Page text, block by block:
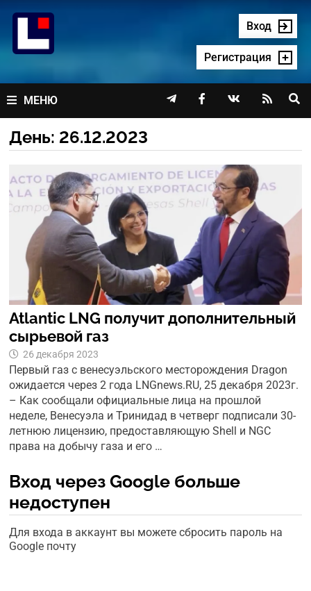
содержимому
Вход
Регистрация
МЕНЮ    
День: 26.12.2023
Atlantic LNG получит дополнительный
сырьевой газ
26 декабря 2023
Первый газ с венесуэльского месторождения Dragon
ожидается через 2 года LNGnews.RU, 25 декабря 2023г.
– Как сообщали официальные лица на прошлой
неделе, Венесуэла и Тринидад в четверг подписали 30-
летнюю лицензию, предоставляющую Shell и NGC
права на добычу газа и его …
Вход через Google больше
недоступен
Для входа в аккаунт вы можете сбросить пароль на
Google почту